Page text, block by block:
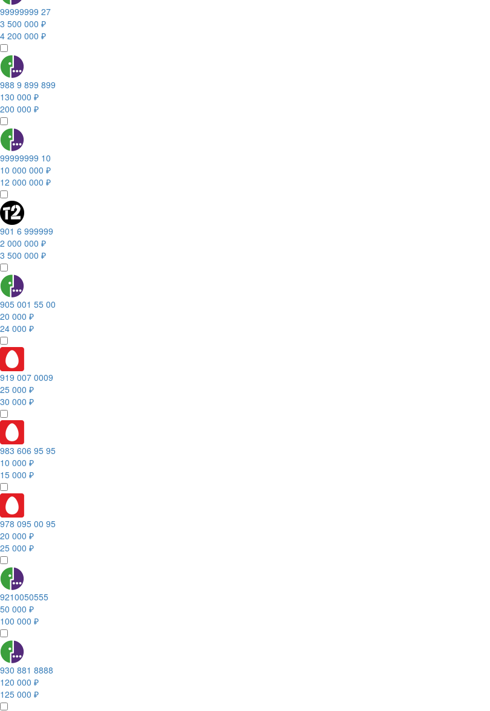
99999999 27
3 500 000 ₽
4 200 000 ₽
988 9 899 899
130 000 ₽
200 000 ₽
99999999 10
10 000 000 ₽
12 000 000 ₽
901 6 999999
2 000 000 ₽
3 500 000 ₽
905 001 55 00
20 000 ₽
24 000 ₽
919 007 0009
25 000 ₽
30 000 ₽
983 606 95 95
10 000 ₽
15 000 ₽
978 095 00 95
20 000 ₽
25 000 ₽
9210050555
50 000 ₽
100 000 ₽
930 881 8888
120 000 ₽
125 000 ₽